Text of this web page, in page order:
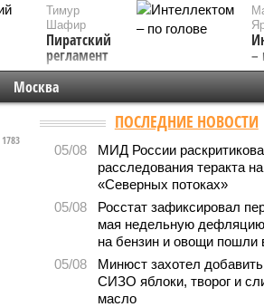
–
Тимур
Шафир
Пиратский
регламент
Москва
1783
ПОСЛЕДНИЕ НОВОСТИ
05/08
МИД России
расследования теракта на
«Северных потоках»
05/08
Росстат зафиксировал
мая недельную
на бензин и овощи пошли
05/08
Минюст захотел
СИЗО яблоки, творог и
масло